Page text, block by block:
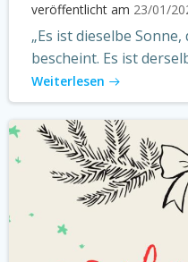
veröffentlicht am 23/01/
„Es ist dieselbe
bescheint. Es ist
Weiterlesen